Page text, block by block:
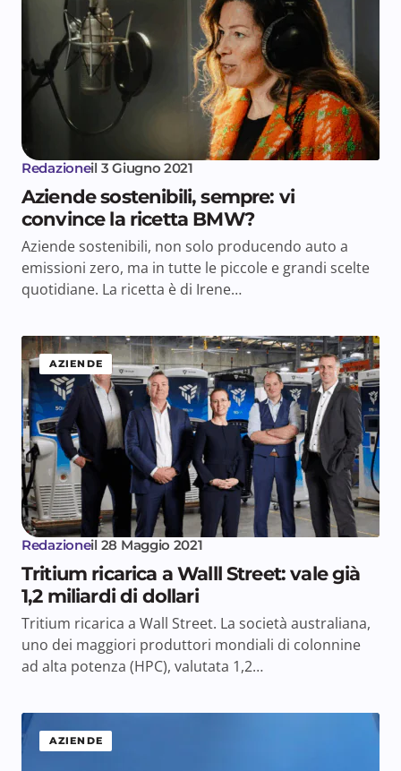
Redazioneil 3 Giugno 2021
Aziende sostenibili, sempre: vi
convince la ricetta BMW?
Aziende sostenibili, non solo producendo auto a
emissioni zero, ma in tutte le piccole e grandi scelte
quotidiane. La ricetta è di Irene…
AZIENDE
Redazioneil 28 Maggio 2021
Tritium ricarica a Walll Street: vale già
1,2 miliardi di dollari
Tritium ricarica a Wall Street. La società australiana,
uno dei maggiori produttori mondiali di colonnine
ad alta potenza (HPC), valutata 1,2…
AZIENDE